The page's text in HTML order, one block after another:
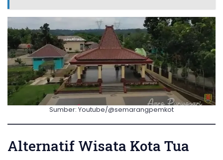
Sumber: Youtube/@semarangpemkot
Alternatif Wisata Kota Tua